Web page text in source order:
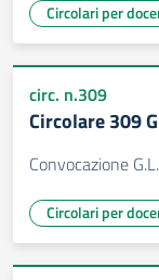
Circolari per
circ. n.309
Circolare 309
Convocazione
Circolari per